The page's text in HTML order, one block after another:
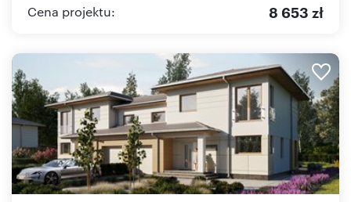
Cena projektu: 8 653 zł